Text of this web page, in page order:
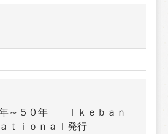
～５０年　　Ｉｋｅｂａｎ
ｔｉｏｎａｌ発行